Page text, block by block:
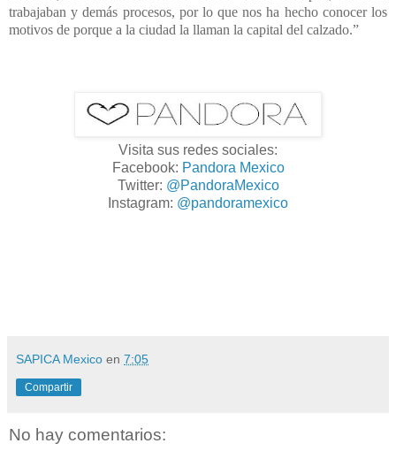
trabajaban y demás procesos, por lo que nos ha hecho conocer los
motivos de porque a la ciudad la llaman la capital del calzado.”
Visita sus redes sociales:
Facebook: Pandora Mexico
Twitter: @PandoraMexico
Instagram: @pandoramexico
SAPICA Mexico en 7:05
Compartir
No hay comentarios: